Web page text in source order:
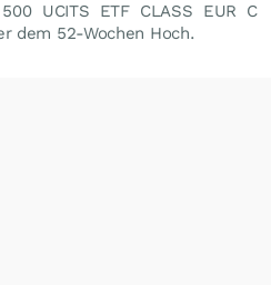
UCITS ETF CLASS EUR C
dem 52-Wochen Hoch.